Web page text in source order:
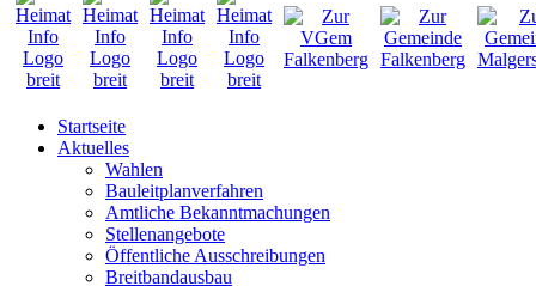
Startseite
Aktuelles
Wahlen
Bauleitplanverfahren
Amtliche Bekanntmachungen
Stellenangebote
Öffentliche Ausschreibungen
Breitbandausbau